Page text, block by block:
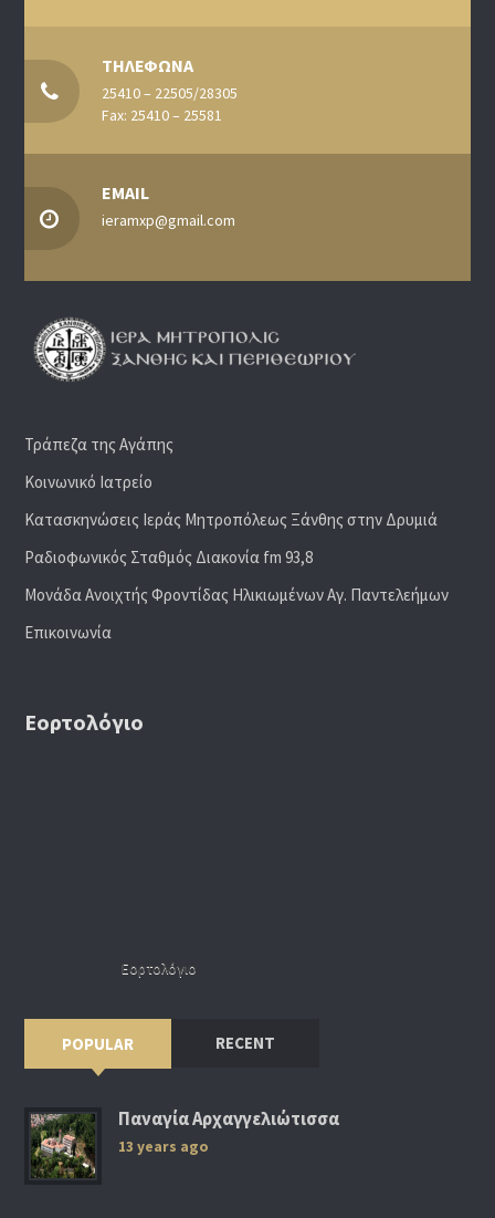
ΤΗΛΕΦΩΝΑ
25410 – 22505/28305
Fax: 25410 – 25581
EMAIL
ieramxp@gmail.com
Τράπεζα της Αγάπης
Κοινωνικό Ιατρείο
Κατασκηνώσεις Ιεράς Μητροπόλεως Ξάνθης στην Δρυμιά
Ραδιoφωνικός Σταθμός Διακονία fm 93,8
Μονάδα Ανοιχτής Φροντίδας Ηλικιωμένων Αγ. Παντελεήμων
Επικοινωνία
Εορτολόγιο
Εορτολόγιο
POPULAR RECENT
Παναγία Αρχαγγελιώτισσα
13 years ago